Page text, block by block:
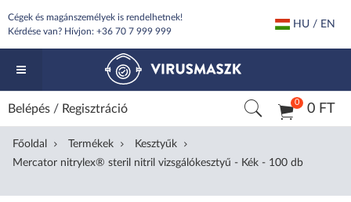
Cégek és magánszemélyek is rendelhetnek!
Kérdése van? Hívjon: +36 70 7 999 999
HU / EN
0 0 FT
Belépés / Regisztráció
Főoldal Termékek
Kesztyűk
Mercator nitrylex® steril nitril vizsgálókesztyű - Kék - 100 db